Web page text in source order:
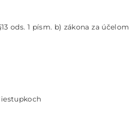
ods. 1 písm. b) zákona za účelom